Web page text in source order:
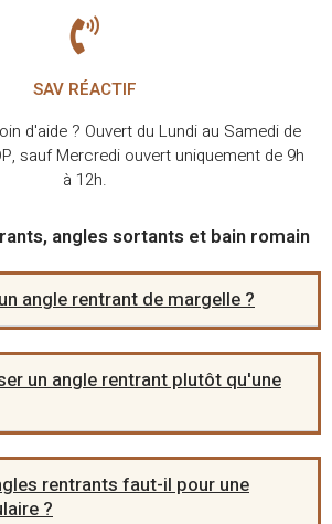
SAV RÉACTIF
d'aide ? Ouvert du Lundi au Samedi de
sauf Mercredi ouvert uniquement de 9h
à 12h.
angles sortants et bain romain
angle rentrant de margelle ?
un angle rentrant plutôt qu'une
rentrants faut-il pour une
?